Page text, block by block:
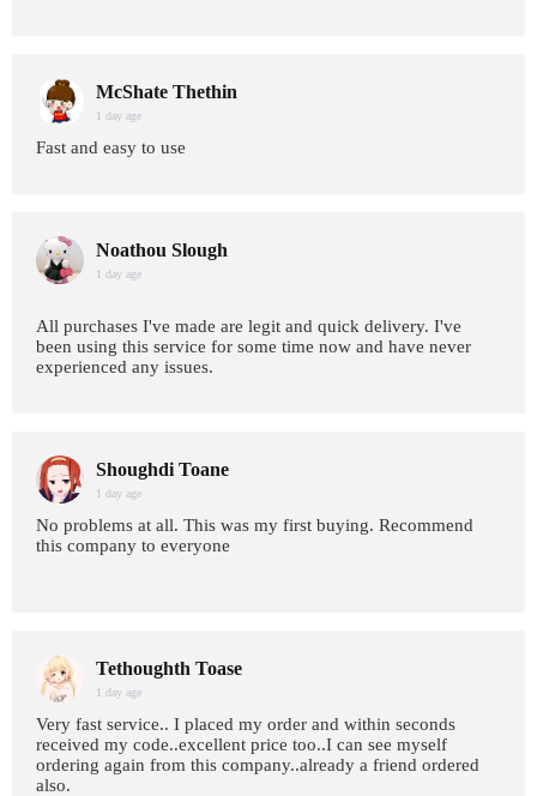
McShate Thethin
1 day age
Fast and easy to use
Noathou Slough
1 day age
All purchases I've made are legit and quick delivery. I've
been using this service for some time now and have never
experienced any issues.
Shoughdi Toane
1 day age
No problems at all. This was my first buying. Recommend
this company to everyone
Tethoughth Toase
1 day age
Very fast service.. I placed my order and within seconds
received my code..excellent price too..I can see myself
ordering again from this company..already a friend ordered
also.